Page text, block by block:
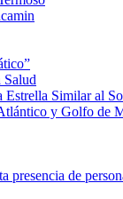
Salud
Estrella Similar al
y Golfo de
presencia de